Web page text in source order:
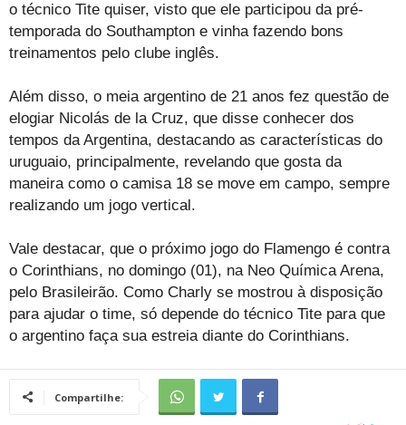
o técnico Tite quiser, visto que ele participou da pré-
temporada do Southampton e vinha fazendo bons
treinamentos pelo clube inglês.
Além disso, o meia argentino de 21 anos fez questão de
elogiar Nicolás de la Cruz, que disse conhecer dos
tempos da Argentina, destacando as características do
uruguaio, principalmente, revelando que gosta da
maneira como o camisa 18 se move em campo, sempre
realizando um jogo vertical.
Vale destacar, que o próximo jogo do Flamengo é contra
o Corinthians, no domingo (01), na Neo Química Arena,
pelo Brasileirão. Como Charly se mostrou à disposição
para ajudar o time, só depende do técnico Tite para que
o argentino faça sua estreia diante do Corinthians.
Compartilhe: